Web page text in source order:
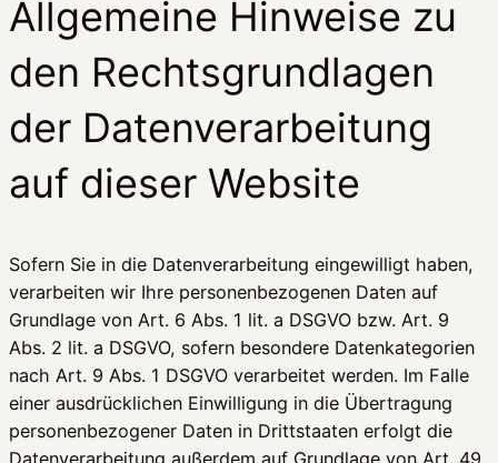
Allgemeine Hinweise zu
den Rechtsgrundlagen
der Datenverarbeitung
auf dieser Website
Sofern Sie in die Datenverarbeitung eingewilligt haben,
verarbeiten wir Ihre personenbezogenen Daten auf
Grundlage von Art. 6 Abs. 1 lit. a DSGVO bzw. Art. 9
Abs. 2 lit. a DSGVO, sofern besondere Datenkategorien
nach Art. 9 Abs. 1 DSGVO verarbeitet werden. Im Falle
einer ausdrücklichen Einwilligung in die Übertragung
personenbezogener Daten in Drittstaaten erfolgt die